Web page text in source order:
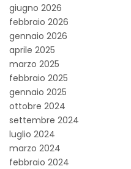
giugno 2026
febbraio 2026
gennaio 2026
aprile 2025
marzo 2025
febbraio 2025
gennaio 2025
ottobre 2024
settembre 2024
luglio 2024
marzo 2024
febbraio 2024